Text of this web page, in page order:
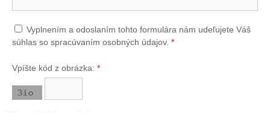
Vyplnením a odoslaním tohto formulára nám udeľujete Váš
súhlas so spracúvaním osobných údajov. *
Vpíšte kód z obrázka: *